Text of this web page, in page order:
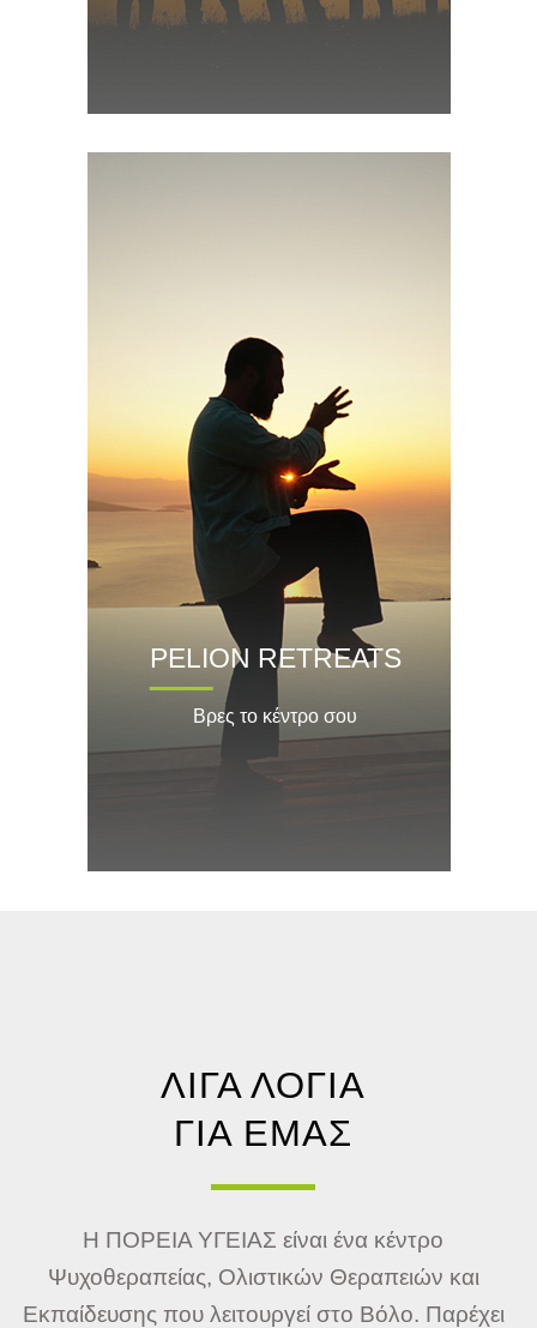
PELION RETREATS
Βρες το κέντρο σου
ΛΙΓΑ ΛΟΓΙΑ
ΓΙΑ ΕΜΑΣ
Η ΠΟΡΕΙΑ ΥΓΕΙΑΣ είναι ένα κέντρο
Ψυχοθεραπείας, Ολιστικών Θεραπειών και
Εκπαίδευσης που λειτουργεί στο Βόλο. Παρέχει